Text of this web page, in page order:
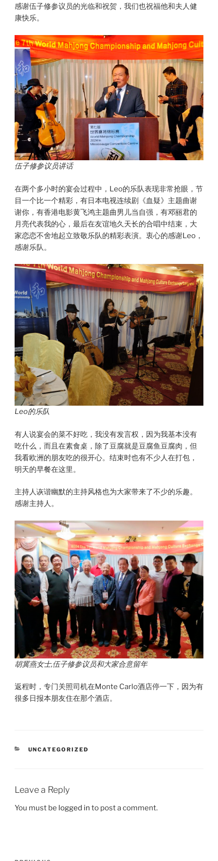
感谢伍子修参议员的光临和祝贺，我们也祝福他和夫人健
康快乐。
伍子修参议员讲话
在两个多小时的宴会过程中，Leo的乐队表现非常抢眼，节
目一个比一个精彩，有日本电视连续剧《血疑》主题曲谢
谢你，有香港电影黄飞鸿主题曲男儿当自强，有邓丽君的
月亮代表我的心，最后在友谊地久天长的合唱中结束，大
家恋恋不舍地起立致敬乐队的精彩表演。衷心的感谢Leo，
感谢乐队。
Leo的乐队
有人说宴会的菜不好吃，我没有发言权，因为我基本没有
吃什么，而且在素食桌，除了豆腐就是豆腐鱼豆腐肉，但
我看欧洲的朋友吃的很开心。结束时也有不少人在打包，
明天的早餐在这里。
主持人诙谐幽默的主持风格也为大家带来了不少的乐趣。
感谢主持人。
胡冀燕女士,伍子修参议员和大家合意留年
返程时，专门关照司机在Monte Carlo酒店停一下，因为有
很多日报本朋友住在那个酒店。
CATEGORIES
UNCATEGORIZED
Leave a Reply
You must be logged in to post a comment.